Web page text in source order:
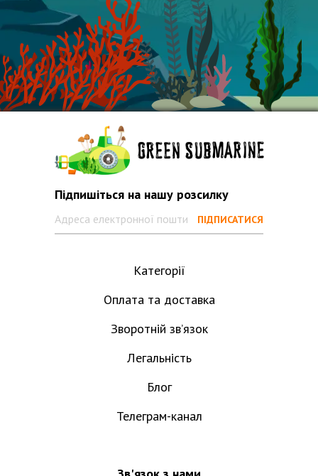
Підпишіться на нашу розсилку
Категорії
Оплата та доставка
Зворотній зв’язок
Легальність
Блог
Телеграм-канал